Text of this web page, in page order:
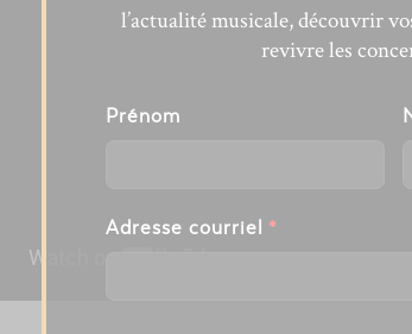
l’actualité musicale, découvrir
revivre les
Prénom
Adresse courriel *